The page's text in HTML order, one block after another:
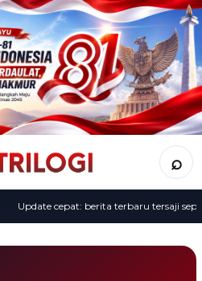
⌕
Update cepat: berita terbaru tersaji